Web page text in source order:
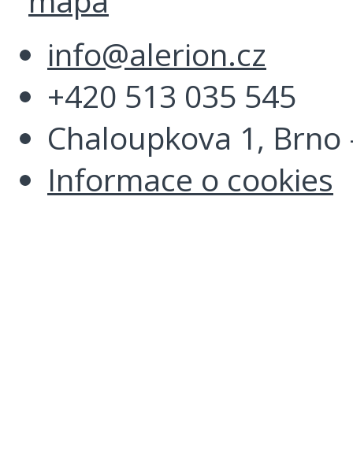
info@alerion.cz
+420 513 035 545
Chaloupkova 1,
Informace o cookies